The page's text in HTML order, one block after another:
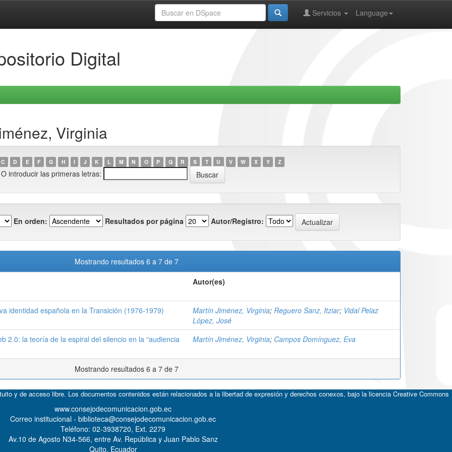
Language
Servicios
Digital
Virginia
C D E F G H I J K L M N O P Q R S T U V W X Y Z
O introducir las primeras letras:
En orden: Resultados por página Autor/Registro:
Mostrando resultados 6 a 7 de 7
Autor(es)
identidad española en la Transición (1976-1979) Martín Jiménez, Virginia; Reguero Sanz, Itziar; Vidal Pelaz
López, José
2.0: la teoría de la espiral del silencio en la “audiencia
Martín Jiménez, Virginia; Campos Domínguez, Eva
Mostrando resultados 6 a 7 de 7
y de acceso libre. Los documentos contenidos están relacionados a la libertad de expresión y derechos conexos, bajo la licencia Creative Commons
www.consejodecomunicacion.gob.ec
Correo institucional - biblioteca@consejodecomunicacion.gob.ec
Teléfono: 02-3938720, Ext. 2279
Av.10 de Agosto N34-566, entre Av. República y Juan Pablo Sanz
Quito, Ecuador